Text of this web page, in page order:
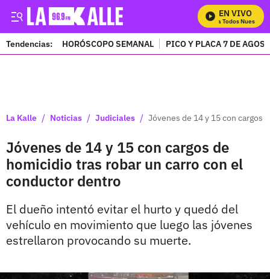
EN VIVO
Mira Todos Nuestros
Tendencias: HORÓSCOPO SEMANAL PICO Y PLACA 7 DE
La Kalle / Noticias / Judiciales / Jóvenes de 14 y 15 con cargos
Jóvenes de 14 y 15 con cargos de
homicidio tras robar un carro con el
conductor dentro
El dueño intentó evitar el hurto y quedó del
vehículo en movimiento que luego las jóvenes
estrellaron provocando su muerte.